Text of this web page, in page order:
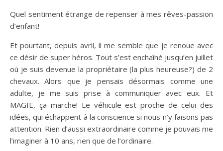
Quel sentiment étrange de repenser à mes rêves-passion
d’enfant!
Et pourtant, depuis avril, il me semble que je renoue avec
ce désir de super héros. Tout s’est enchaîné jusqu’en juillet
où je suis devenue la propriétaire (la plus heureuse?) de 2
chevaux. Alors que je pensais désormais comme une
adulte, je me suis prise à communiquer avec eux. Et
MAGIE, ça marche! Le véhicule est proche de celui des
idées, qui échappent à la conscience si nous n’y faisons pas
attention. Rien d’aussi extraordinaire comme je pouvais me
l’imaginer à 10 ans, rien que de l’ordinaire.